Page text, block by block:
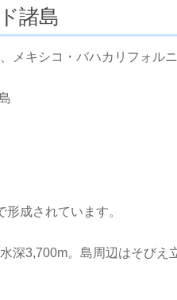
諸島
メキシコ・バハカリフォル
成されています。
深3,700m。島周辺はそび